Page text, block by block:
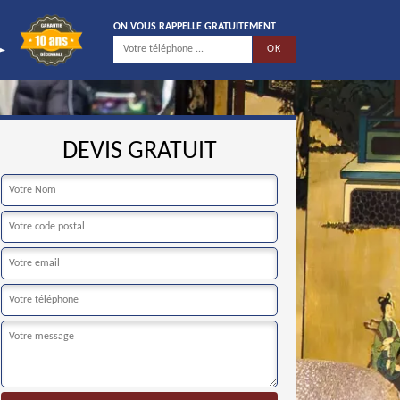
ON VOUS RAPPELLE GRATUITEMENT
DEVIS GRATUIT